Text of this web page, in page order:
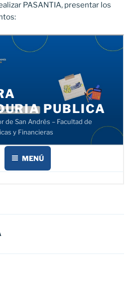
PASANTIA, presentar los